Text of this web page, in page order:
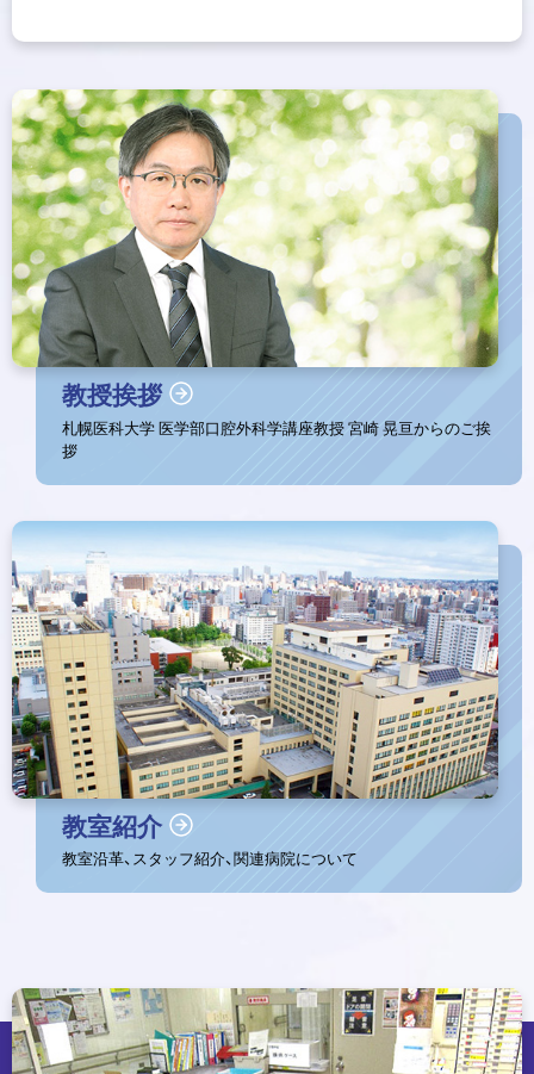
ペ
ー
ジ
教授挨拶
札幌医科大学 医学部口腔外科学講座教授 宮崎 晃亘からのご挨
拶
教室紹介
教室沿革、スタッフ紹介、関連病院について
ト
ッ
プ